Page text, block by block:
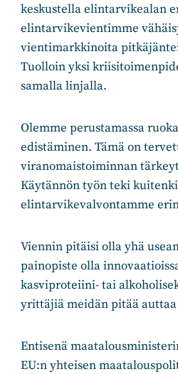
keskustella elintarvikealan
elintarvikevientimme
vientimarkkinoita
Tuolloin yksi
samalla linjalla.
Olemme perustamassa
edistäminen. Tämä on
viranomaistoiminnan
Käytännön työn teki
elintarvikevalvontamme
Viennin pitäisi olla yhä
painopiste olla
kasviproteiini- tai
yrittäjiä meidän pitää
Entisenä
EU:n yhteisen